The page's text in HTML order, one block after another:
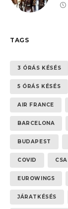
TAGS
3 ÓRÁS KÉSÉS
5 ÓRÁS KÉSÉS
AIR FRANCE
BARCELONA
BUDAPEST
COVID CSA
EUROWINGS
JÁRATKÉSÉS